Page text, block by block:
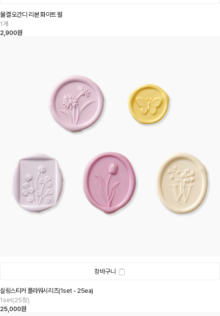
물결 오간디 리본 화이트 펄
1개
2,900원
장바구니
실링스티커 플라워시리즈(1set - 25ea)
1set(25장)
25,000원